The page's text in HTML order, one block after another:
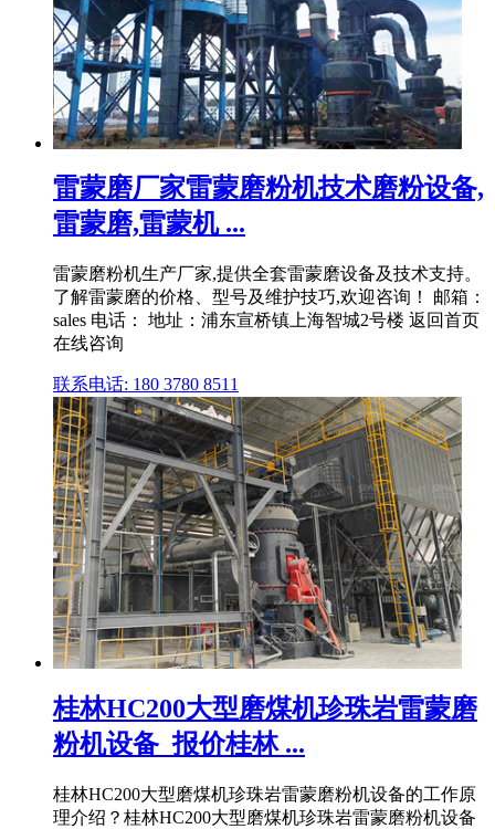
雷蒙磨厂家雷蒙磨粉机技术磨粉设备,
雷蒙磨,雷蒙机 ...
雷蒙磨粉机生产厂家,提供全套雷蒙磨设备及技术支持。
了解雷蒙磨的价格、型号及维护技巧,欢迎咨询！ 邮箱：
sales 电话： 地址：浦东宣桥镇上海智城2号楼 返回首页
在线咨询
联系电话: 180 3780 8511
桂林HC200大型磨煤机珍珠岩雷蒙磨
粉机设备_报价桂林 ...
桂林HC200大型磨煤机珍珠岩雷蒙磨粉机设备的工作原
理介绍？桂林HC200大型磨煤机珍珠岩雷蒙磨粉机设备